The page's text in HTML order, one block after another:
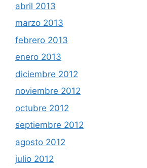
abril 2013
marzo 2013
febrero 2013
enero 2013
diciembre 2012
noviembre 2012
octubre 2012
septiembre 2012
agosto 2012
julio 2012